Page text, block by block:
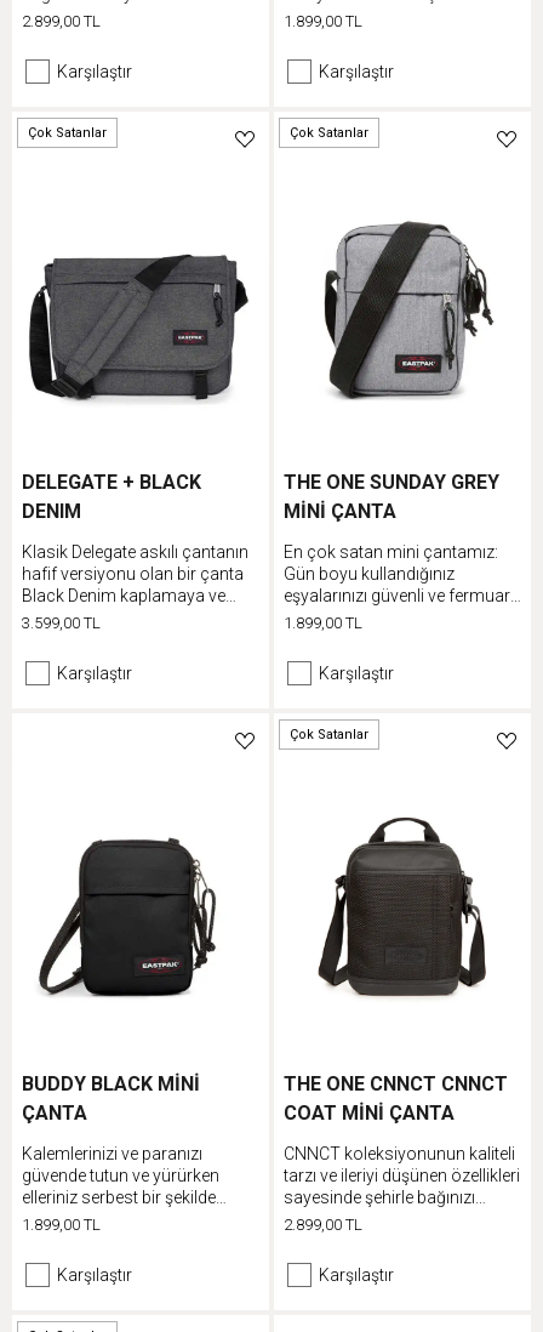
cesur desen ve renk
2.899,00 TL
Karşılaştır
1.899,00 TL
Karşılaştır
Çok Satanlar
DELEGATE + BLACK
DENIM
Klasik Delegate askılı çantanın
hafif versiyonu olan bir çanta
Black Denim kaplamaya ve
imzamız niteliğindeki
3.599,00 TL
Karşılaştır
Çok Satanlar
THE ONE SUNDAY GREY
MİNİ ÇANTA
En çok satan mini çantamız:
Gün boyu kullandığınız
eşyalarınızı güvenli ve fermuarlı
ceplerine koyun
1.899,00 TL
Karşılaştır
BUDDY BLACK MİNİ
ÇANTA
Kalemlerinizi ve paranızı
güvende tutun ve yürürken
elleriniz serbest bir şekilde
müzik dinleyin
1.899,00 TL
Karşılaştır
Çok Satanlar
THE ONE CNNCT CNNCT
COAT MİNİ ÇANTA
CNNCT koleksiyonunun kaliteli
tarzı ve ileriyi düşünen özellikleri
sayesinde şehirle bağınızı
koparmayın. Klasik omuz
üst taşıma sapı ile yenilendi.
Farklı şekillerde kullanabilmek
2.899,00 TL
Karşılaştır